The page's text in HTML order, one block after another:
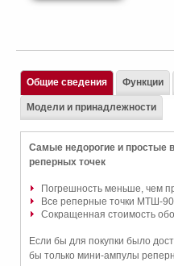
Общие сведения
Самые недорогие и простые
реперных точек
Погрешность меньше, чем
Все реперные точки МТШ-
Сокращенная стоимость
Если бы для покупки было
бы только мини-ампулы
Функции
Модели и принадлежности